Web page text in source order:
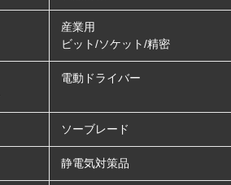
産業用
ビット/ソケット/精密
電動ドライバー
ソーブレード
静電気対策品